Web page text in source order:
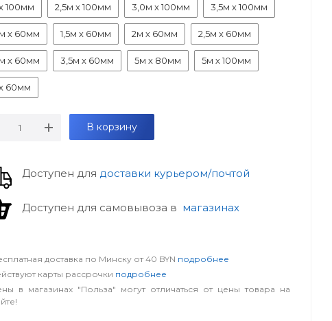
100мм 2,5м х 100мм 3,0м х 100мм 3,5м х 100мм
х 60мм 1,5м х 60мм 2м х 60мм 2,5м х 60мм
х 60мм 3,5м х 60мм 5м х 80мм 5м х 100мм
60мм
В корзину
Доступен для доставки курьером/почтой
Доступен для самовывоза в магазинах
доставка по Минску от 40 BYN подробнее
карты рассрочки подробнее
в магазинах "Польза" могут отличаться от цены товара на